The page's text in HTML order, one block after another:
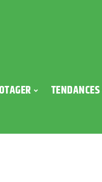
TENDANCES